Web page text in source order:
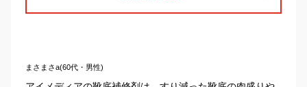
まさまさa(60代・男性)